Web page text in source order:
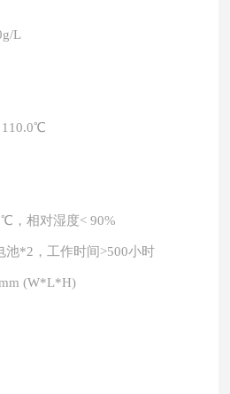
L
，相对湿度< 90%
池*2，工作时间>500小时
(W*L*H)